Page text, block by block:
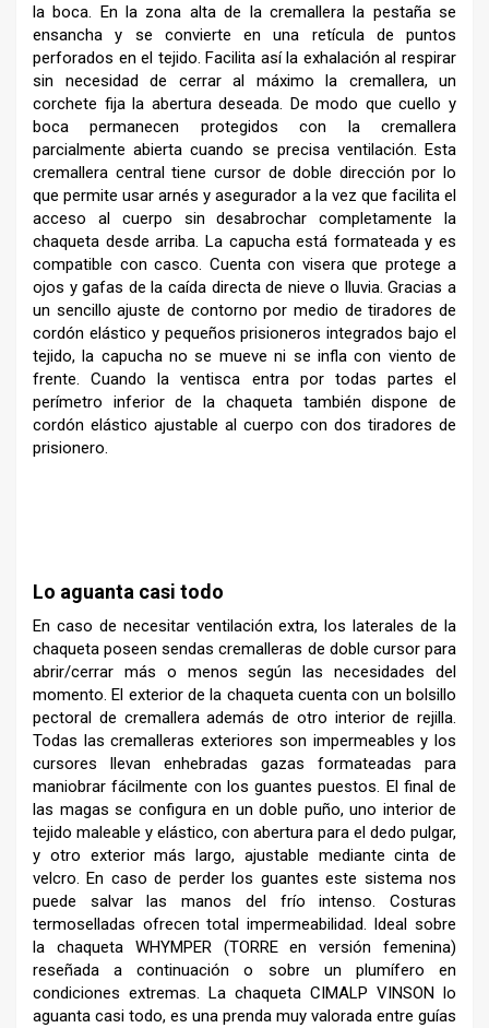
la boca. En la zona alta de la cremallera la pestaña se
ensancha y se convierte en una retícula de puntos
perforados en el tejido. Facilita así la exhalación al respirar
sin necesidad de cerrar al máximo la cremallera, un
corchete fija la abertura deseada. De modo que cuello y
boca permanecen protegidos con la cremallera
parcialmente abierta cuando se precisa ventilación. Esta
cremallera central tiene cursor de doble dirección por lo
que permite usar arnés y asegurador a la vez que facilita el
acceso al cuerpo sin desabrochar completamente la
chaqueta desde arriba. La capucha está formateada y es
compatible con casco. Cuenta con visera que protege a
ojos y gafas de la caída directa de nieve o lluvia. Gracias a
un sencillo ajuste de contorno por medio de tiradores de
cordón elástico y pequeños prisioneros integrados bajo el
tejido, la capucha no se mueve ni se infla con viento de
frente. Cuando la ventisca entra por todas partes el
perímetro inferior de la chaqueta también dispone de
cordón elástico ajustable al cuerpo con dos tiradores de
prisionero.
Lo aguanta casi todo
En caso de necesitar ventilación extra, los laterales de la
chaqueta poseen sendas cremalleras de doble cursor para
abrir/cerrar más o menos según las necesidades del
momento. El exterior de la chaqueta cuenta con un bolsillo
pectoral de cremallera además de otro interior de rejilla.
Todas las cremalleras exteriores son impermeables y los
cursores llevan enhebradas gazas formateadas para
maniobrar fácilmente con los guantes puestos. El final de
las magas se configura en un doble puño, uno interior de
tejido maleable y elástico, con abertura para el dedo pulgar,
y otro exterior más largo, ajustable mediante cinta de
velcro. En caso de perder los guantes este sistema nos
puede salvar las manos del frío intenso. Costuras
termoselladas ofrecen total impermeabilidad. Ideal sobre
la chaqueta WHYMPER (TORRE en versión femenina)
reseñada a continuación o sobre un plumífero en
condiciones extremas. La chaqueta CIMALP VINSON lo
aguanta casi todo, es una prenda muy valorada entre guías